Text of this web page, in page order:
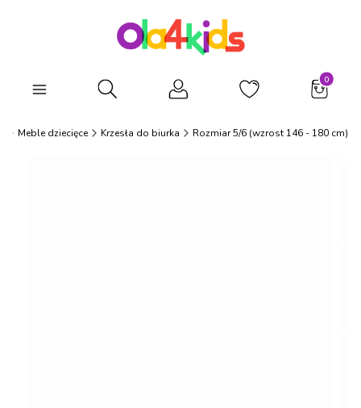
Otwórz wyszukiwarkę
Meble dziecięce Krzesła do biurka Rozmiar 5/6 (wzrost 146 - 180 cm)